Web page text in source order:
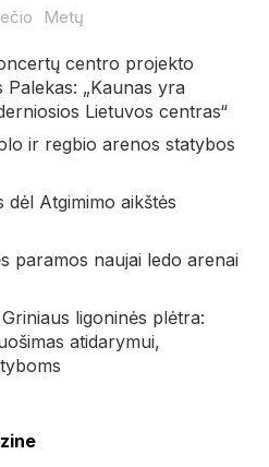
Metų
centro projekto
„Kaunas yra
Lietuvos centras“
ir regbio arenos statybos
dėl Atgimimo aikštės
paramos naujai ledo arenai
ligoninės plėtra:
atidarymui,